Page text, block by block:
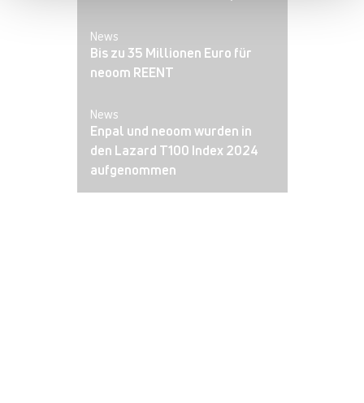
News
Bis zu 35 Millionen Euro für
neoom REENT
News
Enpal und neoom wurden in
den Lazard T100 Index 2024
aufgenommen